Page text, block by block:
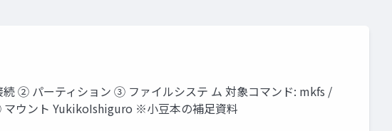
② パーティション ③ ファイルシステ ム 対象コマンド: mkfs /
ウント YukikoIshiguro ※小豆本の補足資料